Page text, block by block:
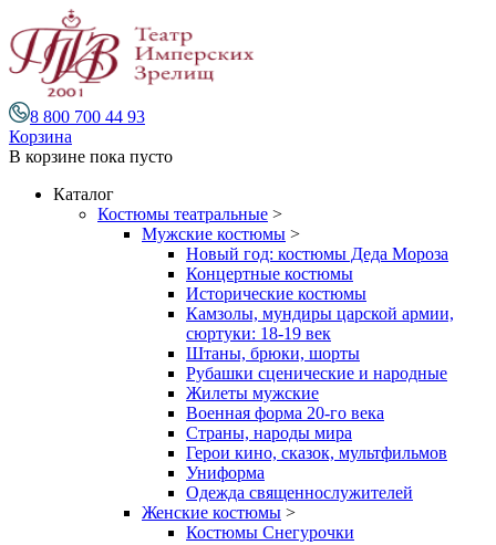
8 800 700 44 93
Корзина
В корзине пока пусто
Каталог
Костюмы театральные >
Мужские костюмы >
Новый год: костюмы Деда Мороза
Концертные костюмы
Исторические костюмы
Камзолы, мундиры царской армии,
сюртуки: 18-19 век
Штаны, брюки, шорты
Рубашки сценические и народные
Жилеты мужские
Военная форма 20-го века
Страны, народы мира
Герои кино, сказок, мультфильмов
Униформа
Одежда священнослужителей
Женские костюмы >
Костюмы Снегурочки